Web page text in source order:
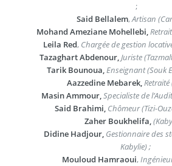
;
Said Bellalem,Artisan
Mohand Ameziane Mohellebi,
Leila Red, Chargée de gestion
Tazaghart Abdenour,Juriste
Tarik Bounoua,Enseignant (Souk
Aazzedine Mebarek,Retraité
Masin Ammour,Specialiste de
Said Brahimi, Chômeur (Tizi-
Zaher Boukhelifa,
Didine Hadjour, Gestionnaire des
Kabylie) ;
Mouloud Hamraoui,